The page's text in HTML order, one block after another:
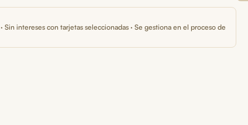
Sin intereses con tarjetas seleccionadas · Se gestiona en el proceso de